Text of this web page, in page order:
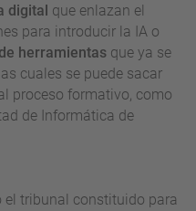
digital que enlazan el
para introducir la IA o
herramientas que ya se
cuales se puede sacar
proceso formativo, como
de Informática de
el tribunal constituido para